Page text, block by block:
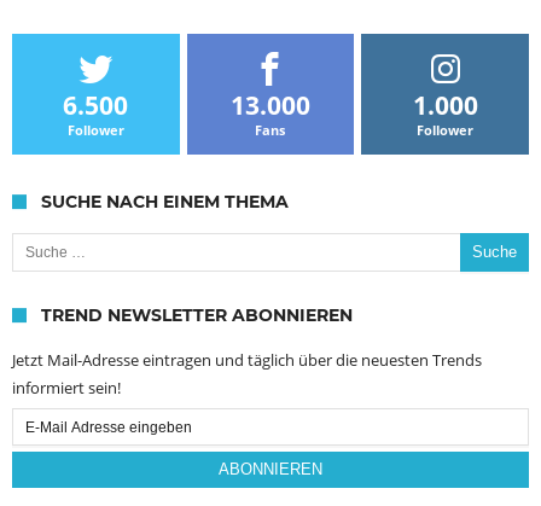
6.500
Follower
13.000
Fans
1.000
Follower
SUCHE NACH EINEM THEMA
Suche nach:
TREND NEWSLETTER ABONNIEREN
Jetzt Mail-Adresse eintragen und täglich über die neuesten Trends
informiert sein!
Email
Subscription
ABONNIEREN